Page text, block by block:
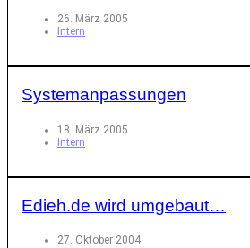
26. März 2005
Intern
Systemanpassungen
18. März 2005
Intern
Edieh.de wird umgebaut…
27. Oktober 2004